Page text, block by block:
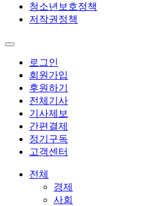
청소년보호정책
저작권정책
로그인
회원가입
후원하기
전체기사
기사제보
간편결제
정기구독
고객센터
전체
경제
사회